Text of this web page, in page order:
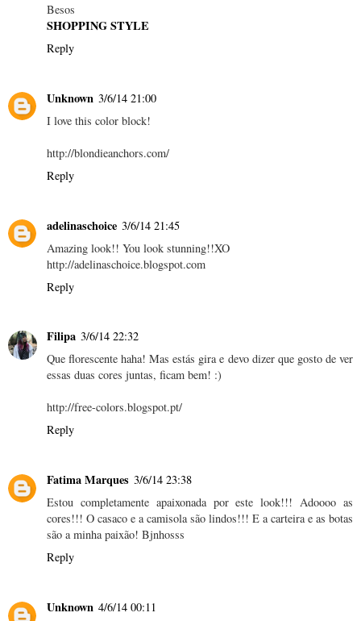
Besos
SHOPPING STYLE
Reply
Unknown 3/6/14 21:00
I love this color block!
http://blondieanchors.com/
Reply
adelinaschoice 3/6/14 21:45
Amazing look!! You look stunning!!XO
http://adelinaschoice.blogspot.com
Reply
Filipa 3/6/14 22:32
Que florescente haha! Mas estás gira e devo dizer que gosto de ver
essas duas cores juntas, ficam bem! :)
http://free-colors.blogspot.pt/
Reply
Fatima Marques 3/6/14 23:38
Estou completamente apaixonada por este look!!! Adoooo as
cores!!! O casaco e a camisola são lindos!!! E a carteira e as botas
são a minha paixão! Bjnhosss
Reply
Unknown 4/6/14 00:11